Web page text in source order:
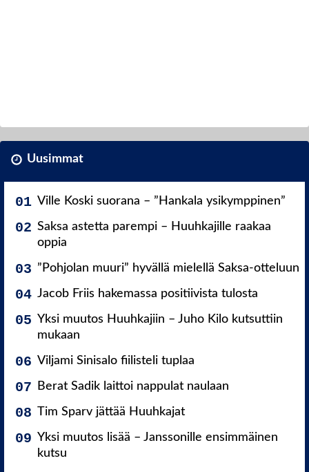
Uusimmat
Ville Koski suorana – ”Hankala ysikymppinen”
Saksa astetta parempi – Huuhkajille raakaa
oppia
”Pohjolan muuri” hyvällä mielellä Saksa-otteluun
Jacob Friis hakemassa positiivista tulosta
Yksi muutos Huuhkajiin – Juho Kilo kutsuttiin
mukaan
Viljami Sinisalo fiilisteli tuplaa
Berat Sadik laittoi nappulat naulaan
Tim Sparv jättää Huuhkajat
Yksi muutos lisää – Janssonille ensimmäinen
kutsu